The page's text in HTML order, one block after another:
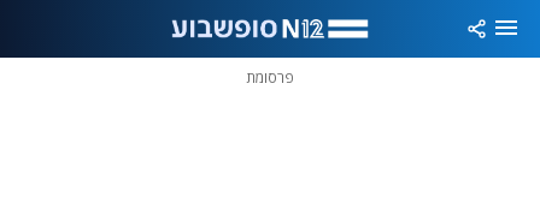
פרסומת